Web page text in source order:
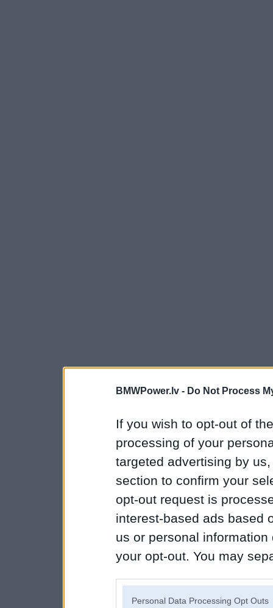
BMWPower.lv - Do Not Process
If you wish to opt-out of
processing of your
targeted advertising by
section to confirm your
opt-out request is
interest-based ads based
us or personal
your opt-out. You may
Personal Data Processing Opt Outs